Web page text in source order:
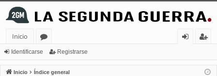
Inicio
or
os
nt
ist
Identificarse Registrarse
Inicio Índice general